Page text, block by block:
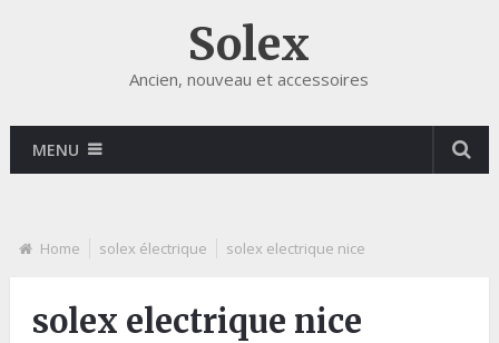
Solex
Ancien, nouveau et accessoires
MENU
Home solex électrique solex electrique nice
solex electrique nice